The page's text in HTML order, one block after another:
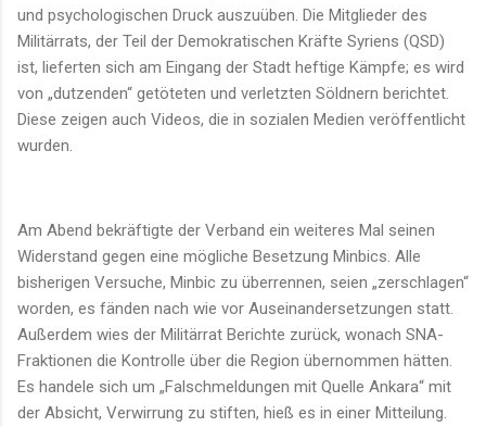
und psychologischen Druck auszuüben. Die Mitglieder des
Militärrats, der Teil der Demokratischen Kräfte Syriens (QSD)
ist, lieferten sich am Eingang der Stadt heftige Kämpfe; es wird
von „dutzenden“ getöteten und verletzten Söldnern berichtet.
Diese zeigen auch Videos, die in sozialen Medien veröffentlicht
wurden.
Am Abend bekräftigte der Verband ein weiteres Mal seinen
Widerstand gegen eine mögliche Besetzung Minbics. Alle
bisherigen Versuche, Minbic zu überrennen, seien „zerschlagen“
worden, es fänden nach wie vor Auseinandersetzungen statt.
Außerdem wies der Militärrat Berichte zurück, wonach SNA-
Fraktionen die Kontrolle über die Region übernommen hätten.
Es handele sich um „Falschmeldungen mit Quelle Ankara“ mit
der Absicht, Verwirrung zu stiften, hieß es in einer Mitteilung.